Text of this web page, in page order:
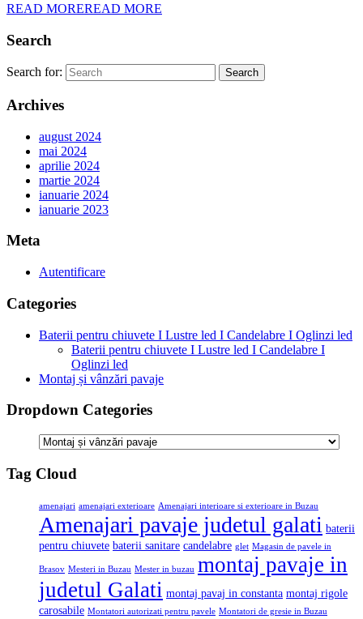
READ MOREREAD MORE
Search
Search for:
Archives
august 2024
mai 2024
aprilie 2024
martie 2024
ianuarie 2024
ianuarie 2023
Meta
Autentificare
Categories
Baterii pentru chiuvete I Lustre led I Candelabre I Oglinzi led
Baterii pentru chiuvete I Lustre led I Candelabre I
Oglinzi led
Montaj și vânzări pavaje
Dropdown Categories
Tag Cloud
amenajari amenajari exterioare Amenajari interioare si exterioare in Buzau
Amenajari pavaje judetul galati baterii
pentru chiuvete baterii sanitare candelabre glet Magasin de pavele in
Brasov Mesteri in Buzau Mester in buzau montaj pavaje in
judetul Galati montaj pavaj in constanta montaj rigole
carosabile Montatori autorizati pentru pavele Montatori de gresie in Buzau